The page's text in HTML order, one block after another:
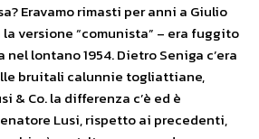
Eravamo rimasti per anni a Giulio
versione “comunista” – era fuggito
lontano 1954. Dietro Seniga c’era
bruitali calunnie togliattiane,
& Co. la differenza c’è ed è
Lusi, rispetto ai precedenti,